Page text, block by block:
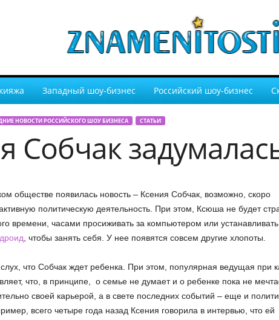
Западный шоу-бизнес Российский шоу-бизнес
НОВОСТИ РОССИЙСКОГО ШОУ БИЗНЕСА СТАТЬИ
Собчак
обществе появилась новость – Ксения Собчак, возможно, скоро
политическую деятельность. При этом, Ксюша не будет
времени, часами просиживать за компьютером или устанавливать
, чтобы занять себя. У нее появятся совсем другие хлопоты.
что Собчак ждет ребенка. При этом, популярная ведущая при
что, в принципе, о семье не думает и о ребенке пока не
своей карьерой, а в свете последних событий – еще и
всего четыре года назад Ксения говорила в интервью, что ей